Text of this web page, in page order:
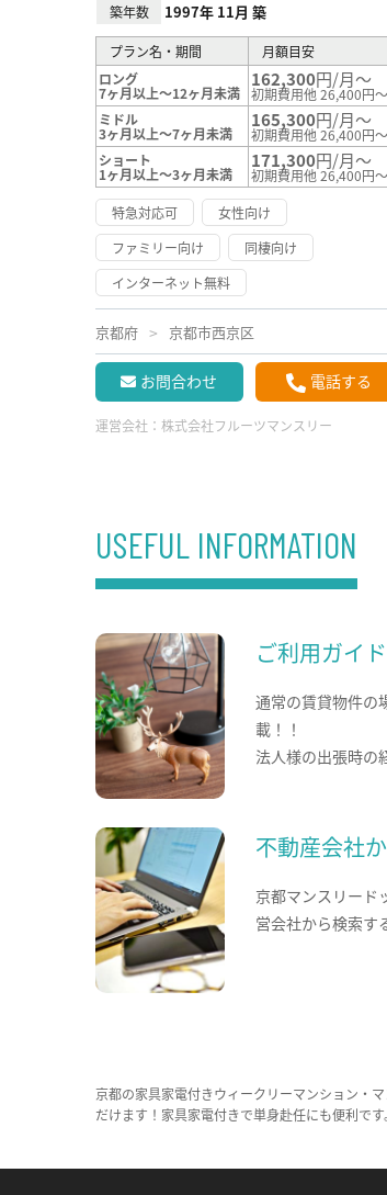
築年数 1997年 11月 築
プラン名・期間
月額目安
ロング
7ヶ月以上～12ヶ月未満
162,300円/月～
初期費用他 26,400円～
ミドル
3ヶ月以上～7ヶ月未満
165,300円/月～
初期費用他 26,400円～
ショート
1ヶ月以上～3ヶ月未満
171,300円/月～
初期費用他 26,400円～
特急対応可
女性向け
ファミリー向け
同棲向け
インターネット無料
京都府 京都市西京区
お問合わせ 電話する
運営会社： 株式会社フルーツマンスリー
USEFUL INFORMATION
ご利用ガイド
通常の賃貸物件の
載！！
法人様の出張時の
不動産会社
京都マンスリード
営会社から検索す
京都の家具家電付きウィークリーマンション・
だけます！家具家電付きで単身赴任にも便利です。